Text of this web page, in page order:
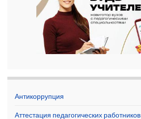
Антикоррупция
Аттестация педагогических работников